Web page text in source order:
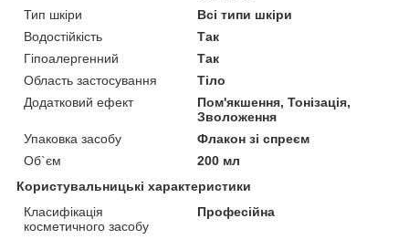
Тип шкіри
Всі типи шкіри
Водостійкість
Так
Гіпоалергенний
Так
Область застосування
Тіло
Додатковий ефект
Пом'якшення, Тонізація,
Зволоження
Упаковка засобу
Флакон зі спреєм
Об`єм
200 мл
Користувальницькі характеристики
Класифікація
косметичного засобу
Професійна